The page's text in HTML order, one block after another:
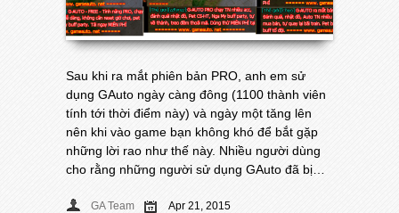
Sau khi ra mắt phiên bản PRO, anh em sử
dụng GAuto ngày càng đông (1100 thành viên
tính tới thời điểm này) và ngày một tăng lên
nên khi vào game bạn không khó để bắt gặp
những lời rao như thế này. Nhiều người dùng
cho rằng những người sử dụng GAuto đã bị…
GA Team
Apr 21, 2015